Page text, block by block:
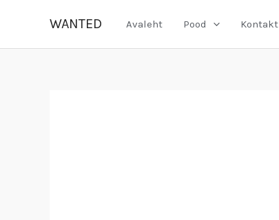
content
WANTED Avaleht Pood Kontakt